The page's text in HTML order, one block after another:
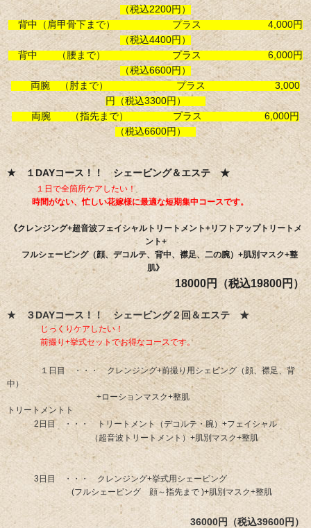
（税込2200円）
背中（肩甲骨下まで） プラス 4,000円
（税込4400円）
背中 （腰まで） プラス 6,000円
（税込6600円）
両腕 （肘まで） プラス 3,000
円（税込3300円）
両腕 （指先まで） プラス 6,000円
（税込6600円）
★ １DAYコース！！ シェービング＆エステ ★
​ １日で全箇所ケアしたい！
時間がない、忙しい花嫁様に最適な短期集中コースです。
《クレンジング+超音波フェイシャルトリートメント+リフトアップトリートメ
ント+
​ フルシェービング（顔、デコルテ、背中、襟足、二の腕）+肌別マスク+整
肌》
18000円（税込19800円）
★ ３DAYコース！！ シェービング２回＆エステ ★
​じっくりケアしたい！
前撮り+挙式セットでお得なコースです。
​ １日目 ・・・ クレンジング+前撮り用シェビング（顔、襟足、背
中）
​ +ローションマスク+整肌
トリートメントト​
2 日目 ・・・ トリートメント（デコルテ・腕）+フェイシャル
（超音波トリートメント）+肌別マスク+整肌
3 日目 ・・・ クレンジング+挙式用シェービング
(フルシェービング 顔～指先まで )+肌別マスク+整肌
36000円（税込39600円）